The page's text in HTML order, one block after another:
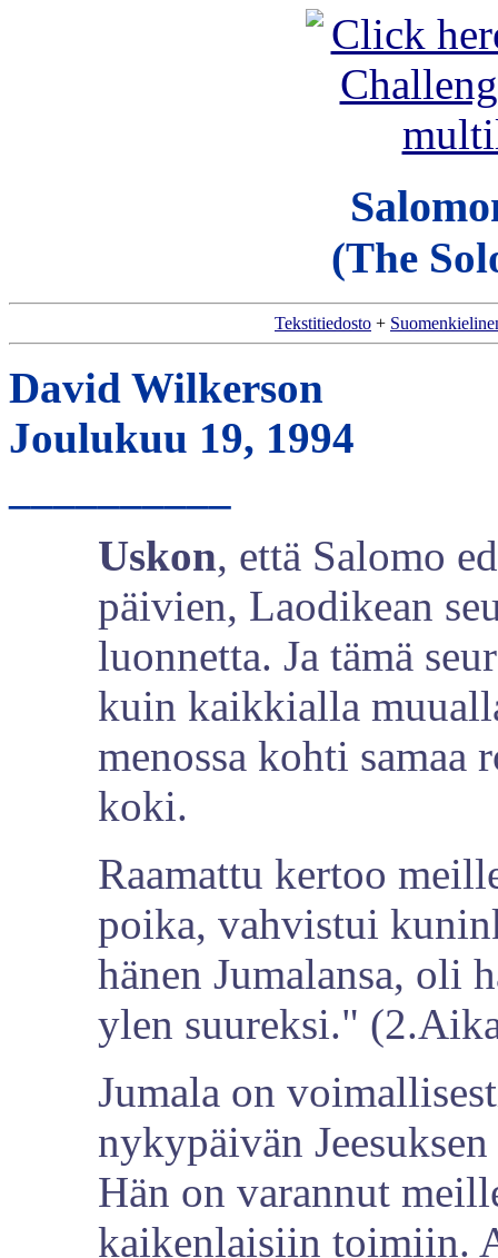
(The
Tekstitiedosto +
David Wilkerson
Joulukuu 19, 1994
Uskon, että Salomo
päivien, Laodikean
luonnetta. Ja tämä
kuin kaikkialla
menossa kohti samaa
koki.
Raamattu kertoo
poika, vahvistui
hänen Jumalansa, oli
ylen suureksi."
Jumala on
nykypäivän
Hän on varannut
kaikenlaisiin toimiin.